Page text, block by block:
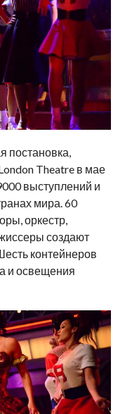
постановка,
Theatre в мае
выступлений и
мира. 60
оркестр,
создают
контейнеров
и освещения